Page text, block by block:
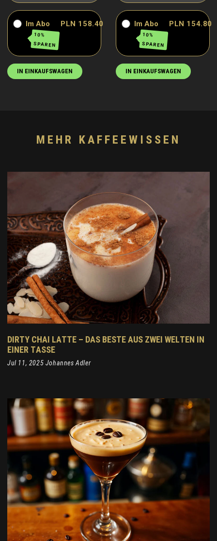
Im Abo
10%
SPAREN
PLN 158.40
IN EINKAUFSWAGEN
Im Abo
10%
SPAREN
PLN 154.80
IN EINKAUFSWAGEN
MEHR KAFFEEWISSEN
DIRTY CHAI LATTE – DAS BESTE AUS ZWEI WELTEN IN
EINER TASSE
Jul 11, 2025 Johannes Adler